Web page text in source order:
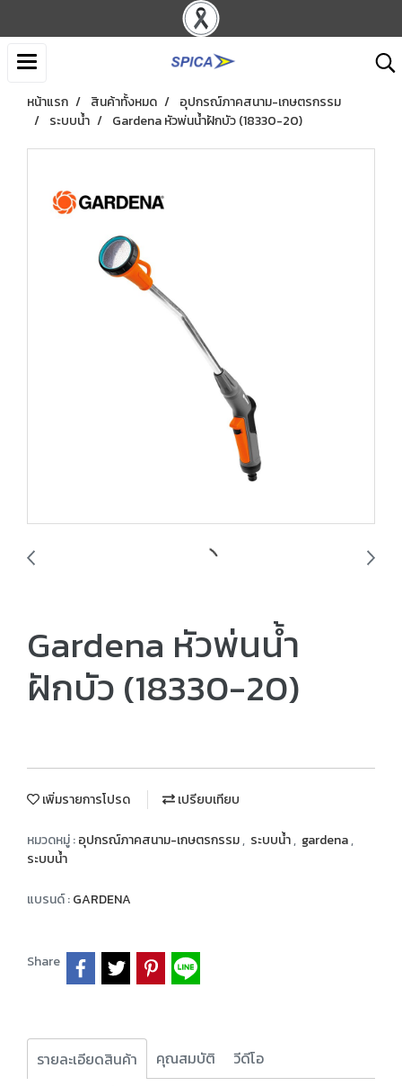
หน้าแรก สินค้าทั้งหมด
อุปกรณ์ภาคสนาม-เกษตรกรรม
ระบบน้ำ
Gardena หัวพ่นน้ำฝักบัว (18330-20)
Gardena หัวพ่นน้ำ
ฝักบัว (18330-20)
เพิ่มรายการโปรด เปรียบเทียบ
หมวดหมู่ :อุปกรณ์ภาคสนาม-เกษตรกรรม, ระบบน้ำ, gardena,
ระบบน้ำ
แบรนด์ :GARDENA
Share
รายละเอียดสินค้า คุณสมบัติ วีดีโอ